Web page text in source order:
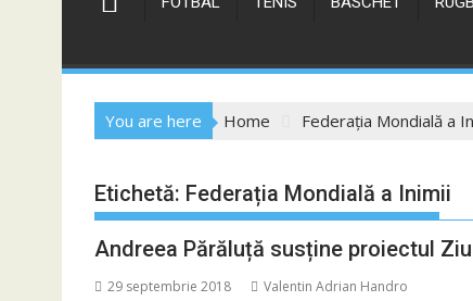
You are here Home Federația Mondială a
Etichetă: Federația Mondială a Inimii
Andreea Părăluță susține proiectul
29 septembrie 2018 Valentin Adrian Handro